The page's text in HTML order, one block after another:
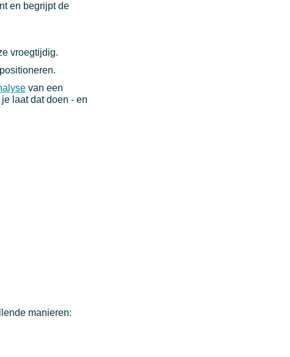
en begrijpt de
vroegtijdig.
van een
laat dat doen - en
manieren: